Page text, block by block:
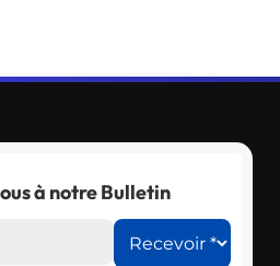
à notre Bulletin